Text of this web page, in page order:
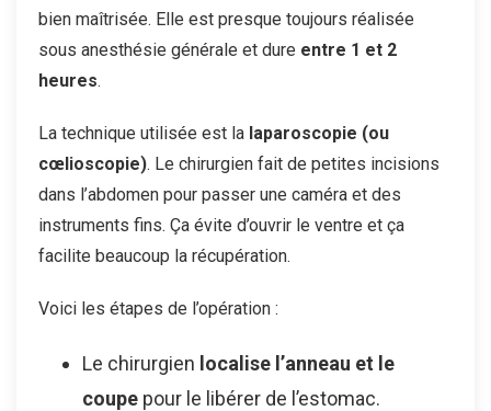
bien maîtrisée. Elle est presque toujours réalisée
sous anesthésie générale et dure entre 1 et 2
heures.
La technique utilisée est la laparoscopie (ou
cœlioscopie). Le chirurgien fait de petites incisions
dans l’abdomen pour passer une caméra et des
instruments fins. Ça évite d’ouvrir le ventre et ça
facilite beaucoup la récupération.
Voici les étapes de l’opération :
Le chirurgien localise l’anneau et le
coupe pour le libérer de l’estomac.